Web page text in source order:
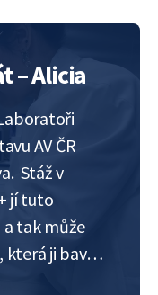
– Alicia
AV ČR
Stáž v
jí tuto
tak může
která ji baví.
a proč